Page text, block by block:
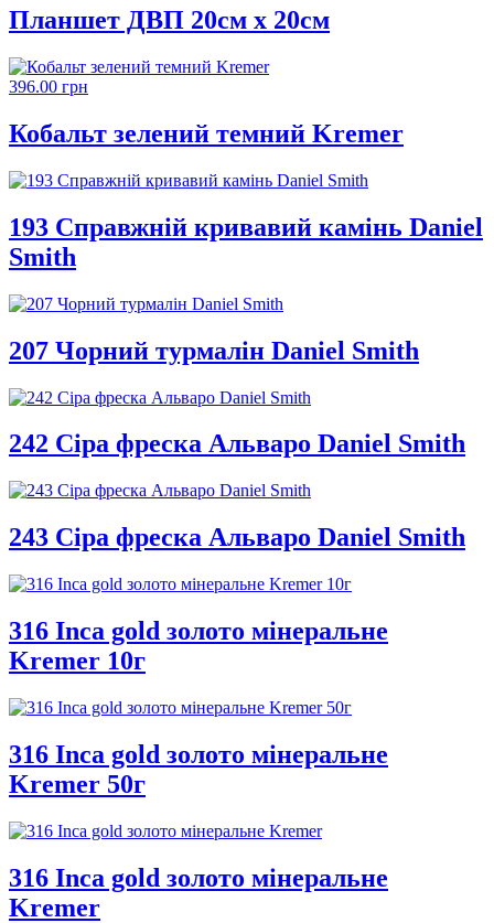
Планшет ДВП 20см х 20см
396.00 грн
Кобальт зелений темний Kremer
193 Справжній кривавий камінь Daniel
Smith
207 Чорний турмалін Daniel Smith
242 Сіра фреска Альваро Daniel Smith
243 Сіра фреска Альваро Daniel Smith
316 Inca gold золото мінеральне
Kremer 10г
316 Inca gold золото мінеральне
Kremer 50г
316 Inca gold золото мінеральне
Kremer